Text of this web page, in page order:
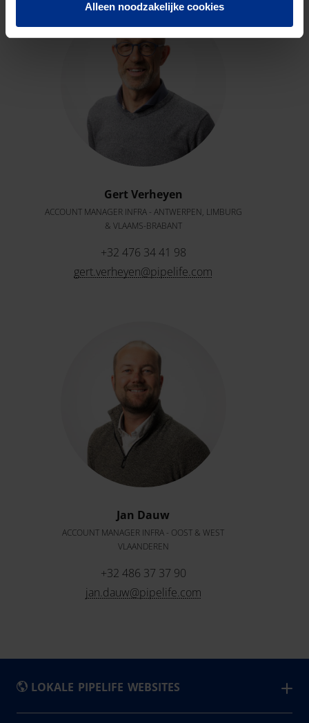
Alleen noodzakelijke cookies
Gert Verheyen
ACCOUNT MANAGER INFRA - ANTWERPEN, LIMBURG
& VLAAMS-BRABANT
+32 476 34 41 98
gert.verheyen@pipelife.com
Jan Dauw
ACCOUNT MANAGER INFRA - OOST & WEST
VLAANDEREN
+32 486 37 37 90
jan.dauw@pipelife.com
LOKALE PIPELIFE WEBSITES